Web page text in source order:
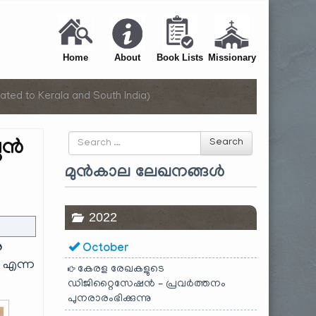
Home About Book Lists Missionary
to Kerala and South India)
എന്ന
Search
for
Search
മുൻകാല ലേഖനങ്ങൾ
2022
October
കേരള രേഖകളുടെ
ഡിജിറ്റൈസേഷൻ – പ്രവർത്തനം
പുനരാരംഭിക്കുന്നു